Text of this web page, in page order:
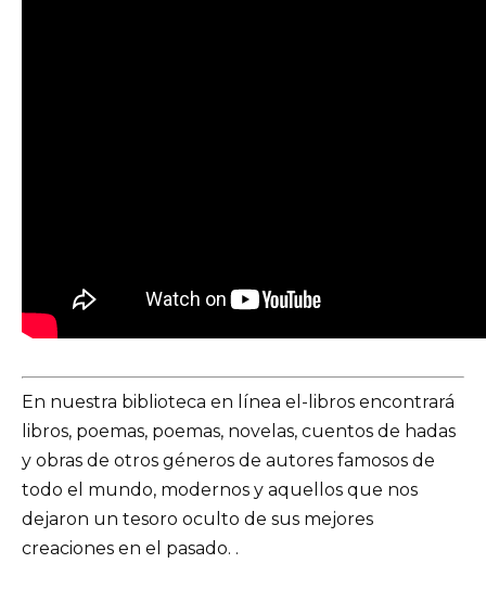
En nuestra biblioteca en línea el-libros encontrará
libros, poemas, poemas, novelas, cuentos de hadas
y obras de otros géneros de autores famosos de
todo el mundo, modernos y aquellos que nos
dejaron un tesoro oculto de sus mejores
creaciones en el pasado. .